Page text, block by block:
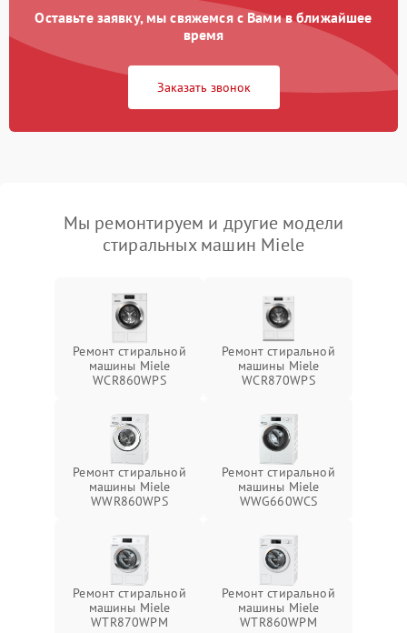
Оставьте заявку, мы свяжемся с Вами в ближайшее
время
Заказать звонок
Мы ремонтируем и другие модели
стиральных машин Miele
Ремонт стиральной
машины Miele
WCR860WPS
Ремонт стиральной
машины Miele
WCR870WPS
Ремонт стиральной
машины Miele
WWR860WPS
Ремонт стиральной
машины Miele
WWG660WCS
Ремонт стиральной
машины Miele
WTR870WPM
Ремонт стиральной
машины Miele
WTR860WPM